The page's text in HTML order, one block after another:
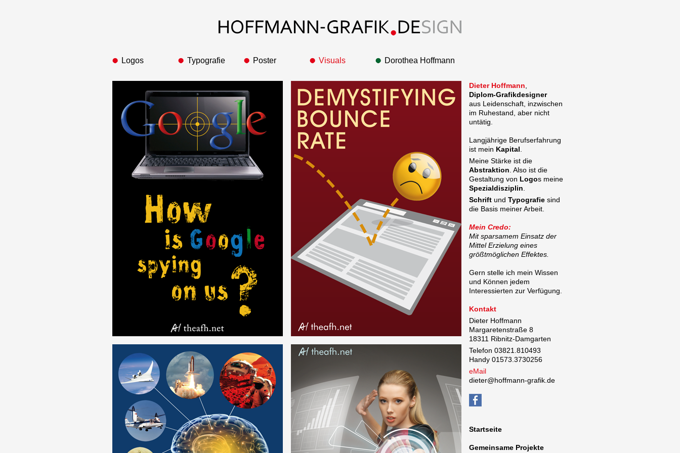
Logos Typografie Poster Visuals Dorothea Hoffmann
Dieter Hoffmann
Diplom-Grafikdesigner
aus Leidenschaft, inzwischen
im Ruhestand, aber nicht
untätig.
Langjährige Berufserfahrung
ist mein Kapital
Meine Stärke ist die
Abstraktion . Also ist die
Gestaltung von Logos meine
Spezialdisziplin
Schrift und Typografie sind
die Basis meiner Arbeit.
Mein Credo:
Mit sparsamem Einsatz der
Mittel Erzielung eines
größtmöglichen Effektes.
Gern stelle ich mein Wissen
und Können jedem
Interessierten zur Verfügung.
Kontakt
Dieter Hoffmann
Margaretenstraße 8
18311 Ribnitz-Damgarten
Telefon 03821.810493
Handy 01573.3730256
eMail
dieter@hoffmann-grafik.de
Startseite
Gemeinsame Projekte